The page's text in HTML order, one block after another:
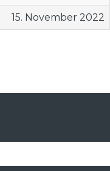
15. November 2022